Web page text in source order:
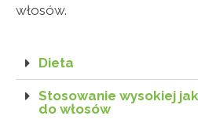
włosów.
Dieta
Stosowanie wysokiej
do włosów